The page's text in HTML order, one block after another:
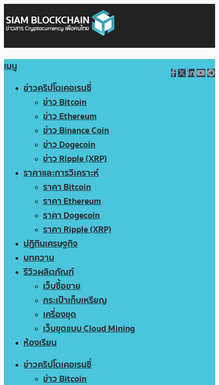
เมนู
ข่าวคริปโตเคอเรนซี่
ข่าว Bitcoin
ข่าว Ethereum
ข่าว Binance Coin
ข่าว Dogecoin
ข่าว Ripple (XRP)
ราคาและการวิเคราะห์
ราคา Bitcoin
ราคา Ethereum
ราคา Dogecoin
ราคา Ripple (XRP)
ปฏิทินเศรษฐกิจ
บทความ
รีวิวผลิตภัณฑ์
เว็บซื้อขาย
กระเป๋าเก็บเหรียญ
เครื่องขุด
เว็บขุดแบบ Cloud Mining
ห้องเรียน
ข่าวคริปโตเคอเรนซี่
ข่าว Bitcoin